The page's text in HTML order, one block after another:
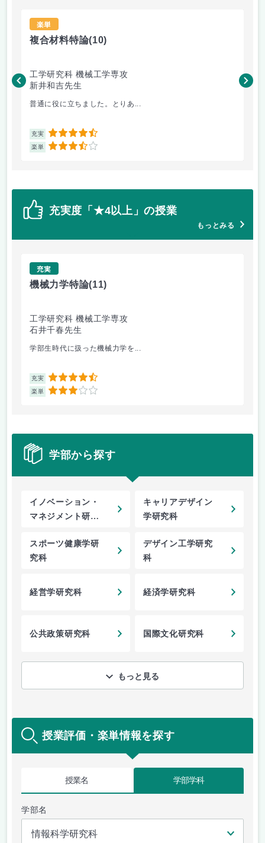
楽単
複合材料特論(10)
工学研究科 機械工学専攻
新井和吉先生
普通に役に立ちました。とりあ...
充実 4.5
楽単 3.5
福
充実度「★4以上」の授業
もっとみる
充実
機械力学特論(11)
工学研究科 機械工学専攻
石井千春先生
学部生時代に扱った機械力学を...
充実 4.5
楽単 3
学部から探す
イノベーション・
マネジメント研究
キャリアデザイン
学研究科
スポーツ健康学研
究科
デザイン工学研究
科
経営学研究科 経済学研究科
公共政策研究科 国際文化研究科
もっと見る
授業評価・楽単情報を探す
授業名 学部学科
学部名